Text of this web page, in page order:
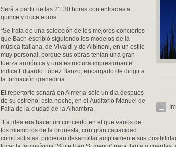
Será a partir de las 21.30 horas con entradas a
quince y doce euros.
“Se trata de una selección de los mejores conciertos
que Bach escribió siguiendo los modelos de la
música italiana, de Vivaldi y de Albinoni, en un estilo
muy personal, porque sus obras tenían una gran
fuerza armónica y una estructura impresionante”,
indica Eduardo López Banzo, encargado de dirigir a
la formación granadina.
El repertorio sonará en Almería sólo un día después
de su estreno, esta noche, en el Auditorio Manuel de
Falla de la ciudad de la Alhambra.
“La idea era hacer un concierto en el que varios de
los miembros de la orquesta, con gran capacidad
como solistas, pudieran desarrollar ampliamente sus